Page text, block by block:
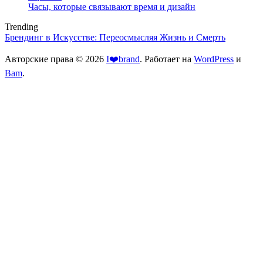
Часы, которые связывают время и дизайн
Trending
Брендинг в Искусстве: Переосмысляя Жизнь и Смерть
Авторские права © 2026 I❤️brand. Работает на WordPress и
Bam.